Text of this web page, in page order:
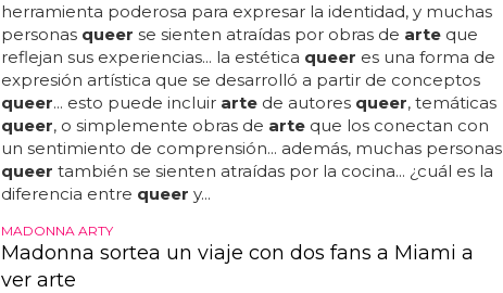
herramienta poderosa para expresar la identidad, y muchas
personas queer se sienten atraídas por obras de arteque
reflejan sus experiencias... la estética queer es una forma de
expresión artística que se desarrolló a partir de conceptos
queer... esto puede incluir artede autores queer, temáticas
queer, o simplemente obras de arteque los conectan con
un sentimiento de comprensión... además, muchas personas
queer también se sienten atraídas por la cocina... ¿cuál es la
diferencia entre queer y...
MADONNA ARTY
Madonna sortea un viaje con dos fans a Miami a
ver arte